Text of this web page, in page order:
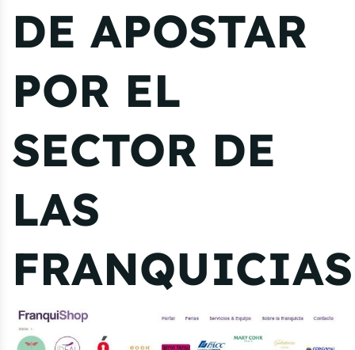
DE APOSTAR
POR EL
SECTOR DE
LAS
FRANQUICIAS